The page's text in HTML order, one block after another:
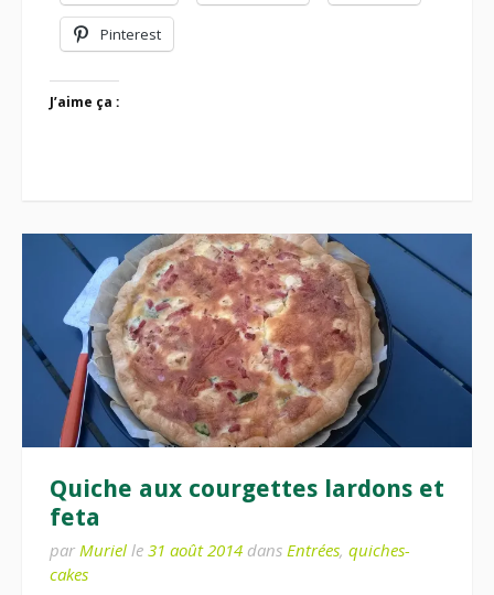
Pinterest
J’aime ça :
Quiche aux courgettes lardons et
feta
par Muriel le 31 août 2014 dans Entrées, quiches-
cakes